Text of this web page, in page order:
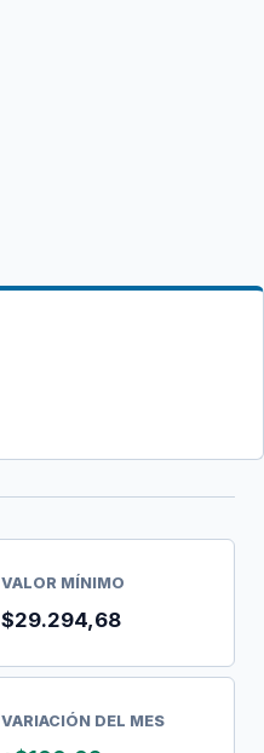
VALOR MÍNIMO
$29.294,68
VARIACIÓN DEL MES